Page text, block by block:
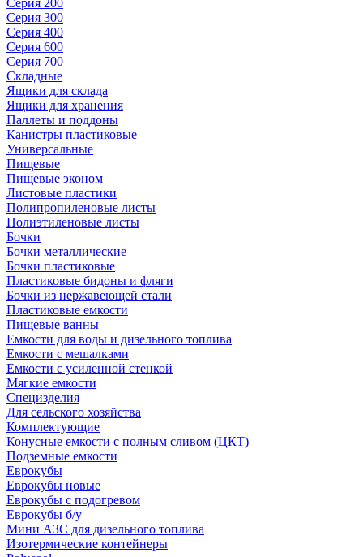
Серия 200
Серия 300
Серия 400
Серия 600
Серия 700
Складные
Ящики для склада
Ящики для хранения
Паллеты и поддоны
Канистры пластиковые
Универсальные
Пищевые
Пищевые эконом
Листовые пластики
Полипропиленовые листы
Полиэтиленовые листы
Бочки
Бочки металлические
Бочки пластиковые
Пластиковые бидоны и фляги
Бочки из нержавеющей стали
Пластиковые емкости
Пищевые ванны
Емкости для воды и дизельного топлива
Емкости с мешалками
Емкости с усиленной стенкой
Мягкие емкости
Специзделия
Для сельского хозяйства
Комплектующие
Конусные емкости с полным сливом (ЦКТ)
Подземные емкости
Еврокубы
Еврокубы новые
Еврокубы с подогревом
Еврокубы б/у
Мини АЗС для дизельного топлива
Изотермические контейнеры